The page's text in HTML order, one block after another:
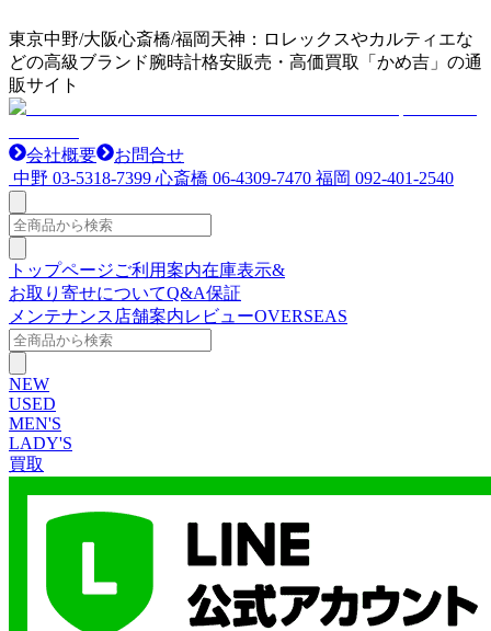
東京中野/大阪心斎橋/福岡天神：ロレックスやカルティエな
どの高級ブランド腕時計格安販売・高価買取「かめ吉」の通
販サイト
会社概要
お問合せ
中野 03-5318-7399 心斎橋 06-4309-7470 福岡 092-401-2540
トップページご利用案内在庫表示&
お取り寄せについてQ&A保証
メンテナンス 店舗案内レビューOVERSEAS
NEW
USED
MEN'S
LADY'S
買取